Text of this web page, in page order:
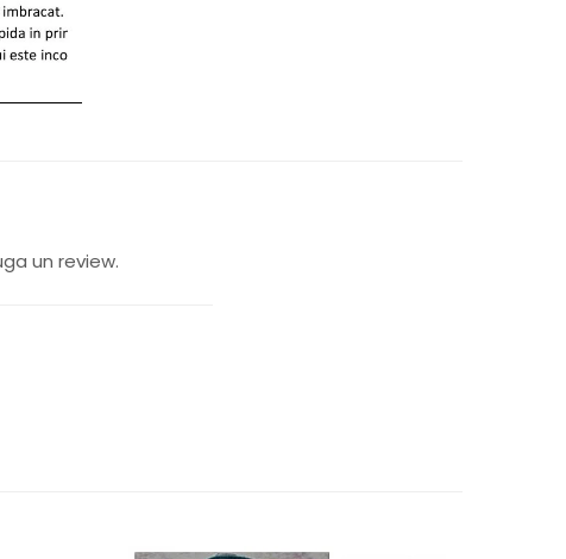
un review.